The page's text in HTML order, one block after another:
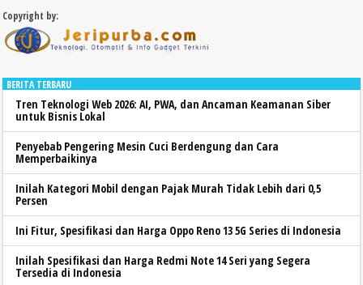
Copyright by:
BERITA TERBARU
Tren Teknologi Web 2026: AI, PWA, dan Ancaman Keamanan Siber
untuk Bisnis Lokal
Penyebab Pengering Mesin Cuci Berdengung dan Cara
Memperbaikinya
Inilah Kategori Mobil dengan Pajak Murah Tidak Lebih dari 0,5
Persen
Ini Fitur, Spesifikasi dan Harga Oppo Reno 13 5G Series di Indonesia
Inilah Spesifikasi dan Harga Redmi Note 14 Seri yang Segera
Tersedia di Indonesia